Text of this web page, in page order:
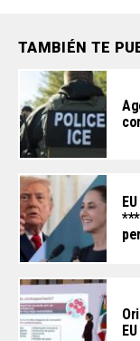
TAMBIÉN TE